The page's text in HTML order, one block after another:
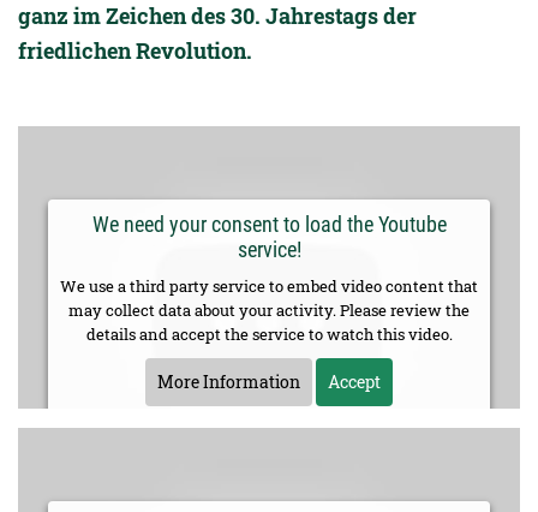
ganz im Zeichen des 30. Jahrestags der
friedlichen Revolution.
We need your consent to load the Youtube
service!
We use a third party service to embed video content that
may collect data about your activity. Please review the
details and accept the service to watch this video.
More Information Accept